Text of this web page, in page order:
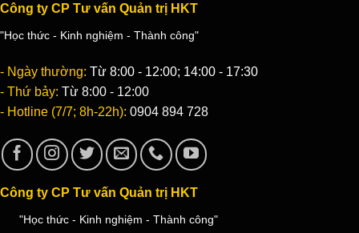
Công ty CP Tư vấn Quản trị HKT
"Học thức - Kinh nghiệm - Thành công"
- Ngày thường: Từ 8:00 - 12:00; 14:00 - 17:30
- Thứ bảy: Từ 8:00 - 12:00
- Hotline (7/7; 8h-22h): 0904 894 728
Công ty CP Tư vấn Quản trị HKT
"Học thức - Kinh nghiệm - Thành công"